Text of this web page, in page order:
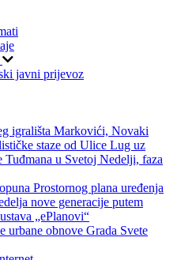
javni prijevoz
igrališta Markovići, Novaki
staze od Ulice Lug uz
Tuđmana u Svetoj Nedelji, faza
Prostornog plana uređenja
nove generacije putem
„ePlanovi“
urbane obnove Grada Svete